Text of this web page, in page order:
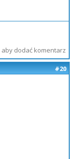
aby dodać komentarz
#20